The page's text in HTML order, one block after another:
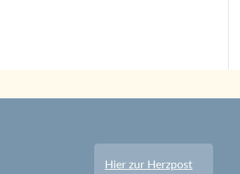
Hier zur Herzpost